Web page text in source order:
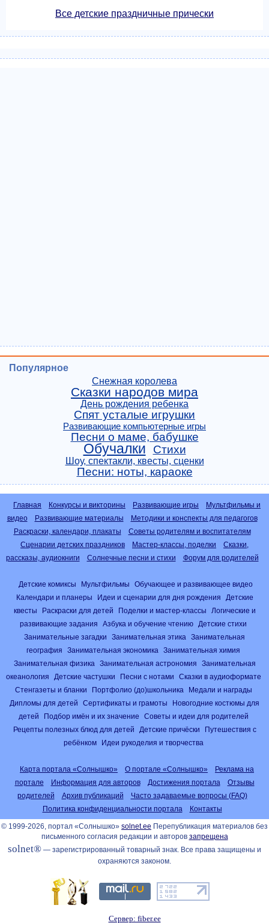
Все детские праздничные прически
Популярное
Снежная королева
Сказки народов мира
День рождения ребенка
Спят усталые игрушки
Развивающие компьютерные игры
Песни о маме, бабушке
Обучалки Стихи
Шоу, спектакли, квесты, сценки
Песни: ноты, караоке
Главная Конкурсы и викторины Развивающие игры
Мультфильмы и
видео
Развивающие материалы
Методики и конспекты для педагогов
Раскраски, календари, плакаты
Советы родителям и воспитателям
Сценарии детских праздников
Мастер-классы, поделки
Сказки,
рассказы, аудиокниги
Солнечные песни и стихи Форум для родителей
Детские комиксы Мультфильмы
Обучающее и развивающее видео
Календари и планеры
Идеи и сценарии для дня рождения
Детские
квесты
Раскраски для детей Поделки и мастер-классы
Логические и
развивающие задания
Азбука и обучение чтению
Детские стихи
Занимательные загадки
Занимательная этика
Занимательная
география
Занимательная экономика
Занимательная химия
Занимательная физика
Занимательная астрономия
Занимательная
океанология
Детские частушки Песни с нотами
Сказки в аудиоформате
Стенгазеты и бланки
Портфолио (до)школьника
Медали и награды
Дипломы для детей
Сертификаты и грамоты
Новогодние костюмы для
детей
Подбор имён и их значение
Советы и идеи для родителей
Рецепты полезных блюд для детей
Детские причёски
Путешествия с
ребёнком
Идеи рукоделия и творчества
Карта портала «Солнышко» О портале «Солнышко»
Реклама на
портале
Информация для авторов Достижения портала
Отзывы
родителей
Архив публикаций
Часто задаваемые вопросы (FAQ)
Политика конфиденциальности портала
Контакты
© 1999-2026, портал «Солнышко» solnet.ee Перепубликация материалов без
письменного согласия редакции и авторов запрещена
solnet® — зарегистрированный товарный знак. Все права защищены и
охраняются законом.
Сервер: fiber.ee